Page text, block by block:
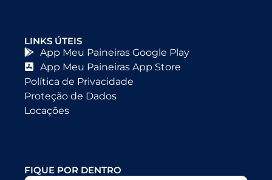
LINKS ÚTEIS
App Meu Paineiras Google Play
App Meu Paineiras App Store
Política de Privacidade
Proteção de Dados
Locações
FIQUE POR DENTRO